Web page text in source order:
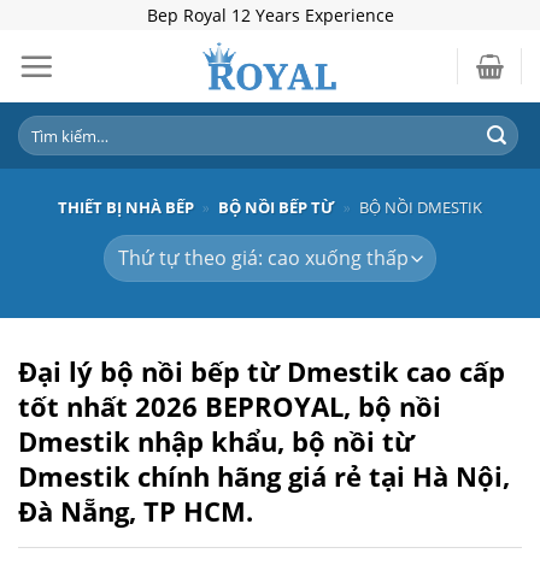
content
Bep Royal 12 Years Experience
Tìm
kiếm:
THIẾT BỊ NHÀ BẾP » BỘ NỒI BẾP TỪ » BỘ NỒI DMESTIK
Đại lý bộ nồi bếp từ Dmestik cao cấp
tốt nhất 2026 BEPROYAL, bộ nồi
Dmestik nhập khẩu, bộ nồi từ
Dmestik chính hãng giá rẻ tại Hà Nội,
Đà Nẵng, TP HCM.